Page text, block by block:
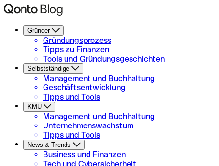
Gründer
Gründungsprozess
Tipps zu Finanzen
Tools und Gründungsgeschichten
Selbstständige
Management und Buchhaltung
Geschäftsentwicklung
Tipps und Tools
KMU
Management und Buchhaltung
Unternehmenswachstum
Tipps und Tools
News & Trends
Business und Finanzen
Tech und Cybersicherheit